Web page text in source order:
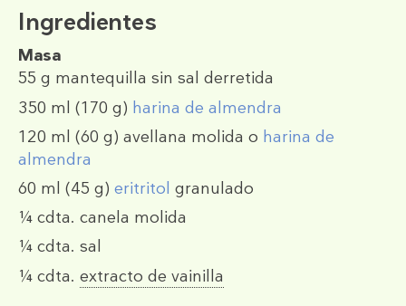
Ingredientes
Masa
55 g mantequilla sin sal derretida
350 ml (170 g) harina de almendra
120 ml (60 g) avellana molida o harina de
almendra
60 ml (45 g) eritritol granulado
¼ cdta. canela molida
¼ cdta. sal
¼ cdta. extracto de vainilla